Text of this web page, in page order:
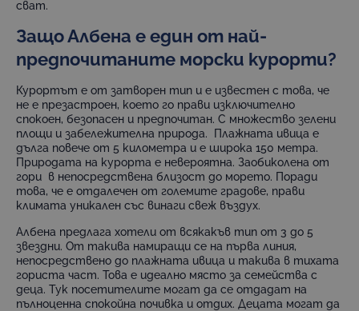
сват.
Защо Албена е един от най-
предпочитаните морски курорти?
Курортът е от затворен тип и е известен с това, че
не е презастроен, което го прави изключително
спокоен, безопасен и предпочитан. С множество зелени
площи и забележителна природа. Плажната ивица е
дълга повече от 5 километра и е широка 150 метра.
Природата на курорта е невероятна. Заобиколена от
гори в непосредствена близост до морето. Поради
това, че е отдалечен от големите градове, прави
климата уникален със винаги свеж въздух.
Албена предлага хотели от всякакъв тип от 3 до 5
звездни. От такива намиращи се на първа линия,
непосредствено до плажната ивица и такива в тихата
гориста част. Това е идеално място за семейства с
деца. Тук посетителите могат да се отдадат на
пълноценна спокойна почивка и отдих. Децата могат да